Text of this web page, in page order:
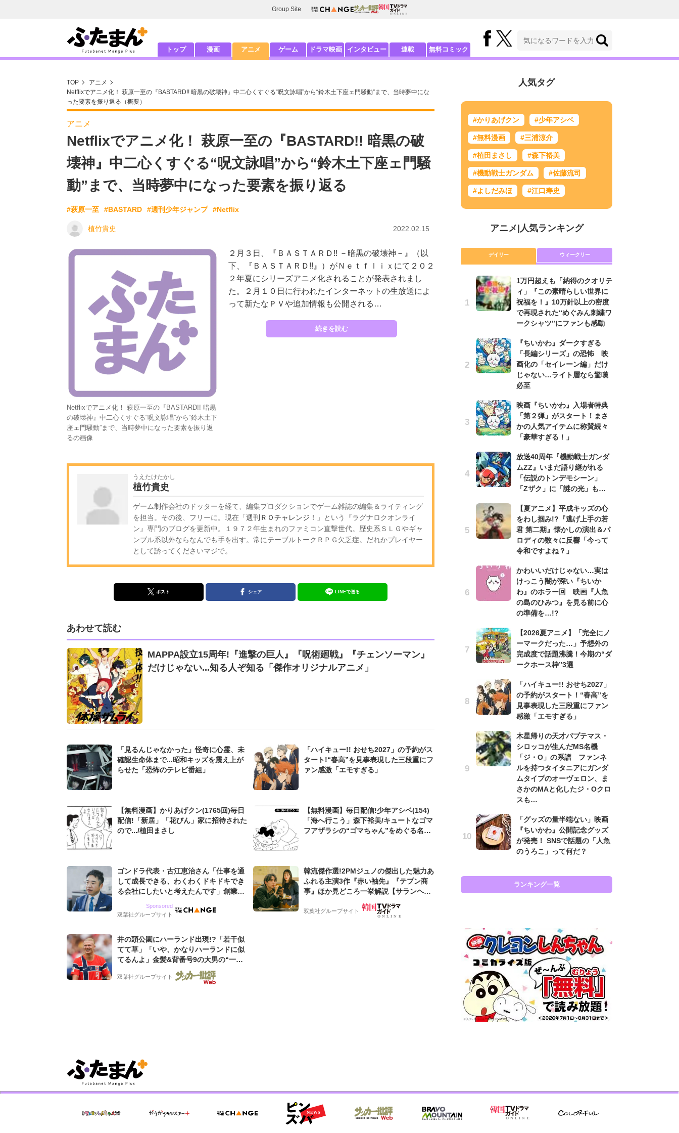
Group Site
トップ 漫画 アニメ ゲーム ドラマ映画 インタビュー 連載 無料コミック
TOP
アニメ
Netflixでアニメ化！ 萩原一至の『BASTARD!! 暗黒の破壊神』中二心くすぐる“呪文詠唱”から“鈴木土下座ェ門騒動”まで、当時夢中にな
った要素を振り返る（概要）
アニメ
Netflixでアニメ化！ 萩原一至の『BASTARD!! 暗黒の破
壊神』中二心くすぐる“呪文詠唱”から“鈴木土下座ェ門騒
動”まで、当時夢中になった要素を振り返る
#萩原一至 #BASTARD #週刊少年ジャンプ #Netflix
植竹貴史 2022.02.15
Netflixでアニメ化！ 萩原一至の『BASTARD!! 暗黒
の破壊神』中二心くすぐる“呪文詠唱”から“鈴木土下
座ェ門騒動”まで、当時夢中になった要素を振り返
るの画像
２月３日、『ＢＡＳＴＡＲＤ!! －暗黒の破壊神－』（以
下、『ＢＡＳＴＡＲＤ!!』）がＮｅｔｆｌｉｘにて２０２
２年夏にシリーズアニメ化されることが発表されまし
た。２月１０日に行われたインターネットの生放送によ
って新たなＰＶや追加情報も公開される…
続きを読む
うえたけたかし
植竹貴史
ゲーム制作会社のドッターを経て、編集プロダクションでゲーム雑誌の編集＆ライティング
を担当。その後、フリーに。現在「週刊ＲＯチャレンジ！
」という『ラグナロクオンライ
ン』専門のブログを更新中。１９７２年生まれのファミコン直撃世代。歴史系ＳＬＧやギャ
ンブル系以外ならなんでも手を出す。常にテーブルトークＲＰＧ欠乏症。だれかプレイヤー
として誘ってくださいマジで。
ポスト シェア LINEで送る
あわせて読む
MAPPA設立15周年!『進撃の巨人』『呪術廻戦』『チェンソーマン』
だけじゃない...知る人ぞ知る「傑作オリジナルアニメ」
「見るんじゃなかった」怪奇に心霊、未
確認生命体まで...昭和キッズを震え上が
らせた「恐怖のテレビ番組」
「ハイキュー!! おせち2027」の予約がス
タート!“春高”を見事表現した三段重にフ
ァン感激「エモすぎる」
【無料漫画】かりあげクン(1765回)毎日
配信!「新居」「花びん」家に招待された
ので.../植田まさし
【無料漫画】毎日配信!少年アシベ(154)
「海へ行こう」森下裕美/キュートなゴマ
フアザラシの“ゴマちゃん”をめぐる名作
ゴンドラ代表・古江恵治さん「仕事を通
して成長できる、わくわくドキドキでき
る会社にしたいと考えたんです」創業来
グ会社のアイデンティティ
Sponsored
双葉社グループサイト
韓流傑作選!2PMジュノの傑出した魅力あ
ふれる主演3作『赤い袖先』『テプン商
事』ほか見どころ一挙解説【サランヘジ
双葉社グループサイト
井の頭公園にハーランド出現!?「若干似
てて草」「いや、かなりハーランドに似
てるんよ」金髪&背番号9の大男の“一人
バイキング・ロー”映像が話題!「元気を
もらった」
双葉社グループサイト
人気タグ
#かりあげクン #少年アシベ
#無料漫画 #三浦涼介
#植田まさし #森下裕美
#機動戦士ガンダム #佐藤流司
#よしだみほ #江口寿史
アニメ| 人気ランキング
デイリー ウィークリー
1万円超えも「納得のクオリテ
ィ」『この素晴らしい世界に
祝福を！』10万針以上の密度
で再現された“めぐみん刺繍ワ
ークシャツ”にファンも感動
『ちいかわ』ダークすぎる
「長編シリーズ」の恐怖 映
画化の「セイレーン編」だけ
じゃない…ライト層なら驚嘆
必至
映画『ちいかわ』入場者特典
「第２弾」がスタート！まさ
かの人気アイテムに称賛続々
「豪華すぎる！」
放送40周年『機動戦士ガンダ
ムZZ』いまだ語り継がれる
「伝説のトンデモシーン」
「Zザク」に「謎の光」も…
【夏アニメ】平成キッズの心
をわし掴み!?『逃げ上手の若
君 第二期』懐かしの演出＆パ
ロディの数々に反響「今って
令和ですよね？」
かわいいだけじゃない…実は
けっこう闇が深い『ちいか
わ』のホラー回 映画『人魚
の島のひみつ』を見る前に心
の準備を…!?
【2026夏アニメ】「完全にノ
ーマークだった…」予想外の
完成度で話題沸騰！今期の“ダ
ークホース枠”3選
「ハイキュー!! おせち2027」
の予約がスタート！“春高”を
見事表現した三段重にファン
感激「エモすぎる」
木星帰りの天才パプテマス・
シロッコが生んだMS名機
「ジ・O」の系譜 ファンネ
ルを持つタイタニアにガンダ
ムタイプのオーヴェロン、ま
さかのMAと化したジ・Oクロ
スも…
「グッズの量半端ない」映画
『ちいかわ』公開記念グッズ
が発売！ SNSで話題の「人魚
のうろこ」って何だ？
ランキング一覧